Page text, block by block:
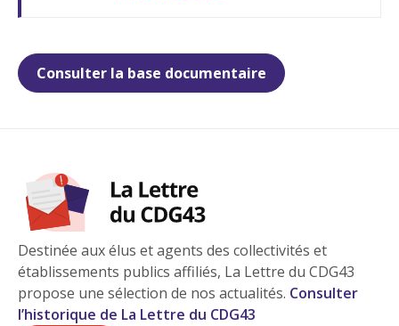
Consulter la base documentaire
Destinée aux élus et agents des collectivités et
établissements publics affiliés, La Lettre du CDG43
propose une sélection de nos actualités. Consulter
l’historique de La Lettre du CDG43